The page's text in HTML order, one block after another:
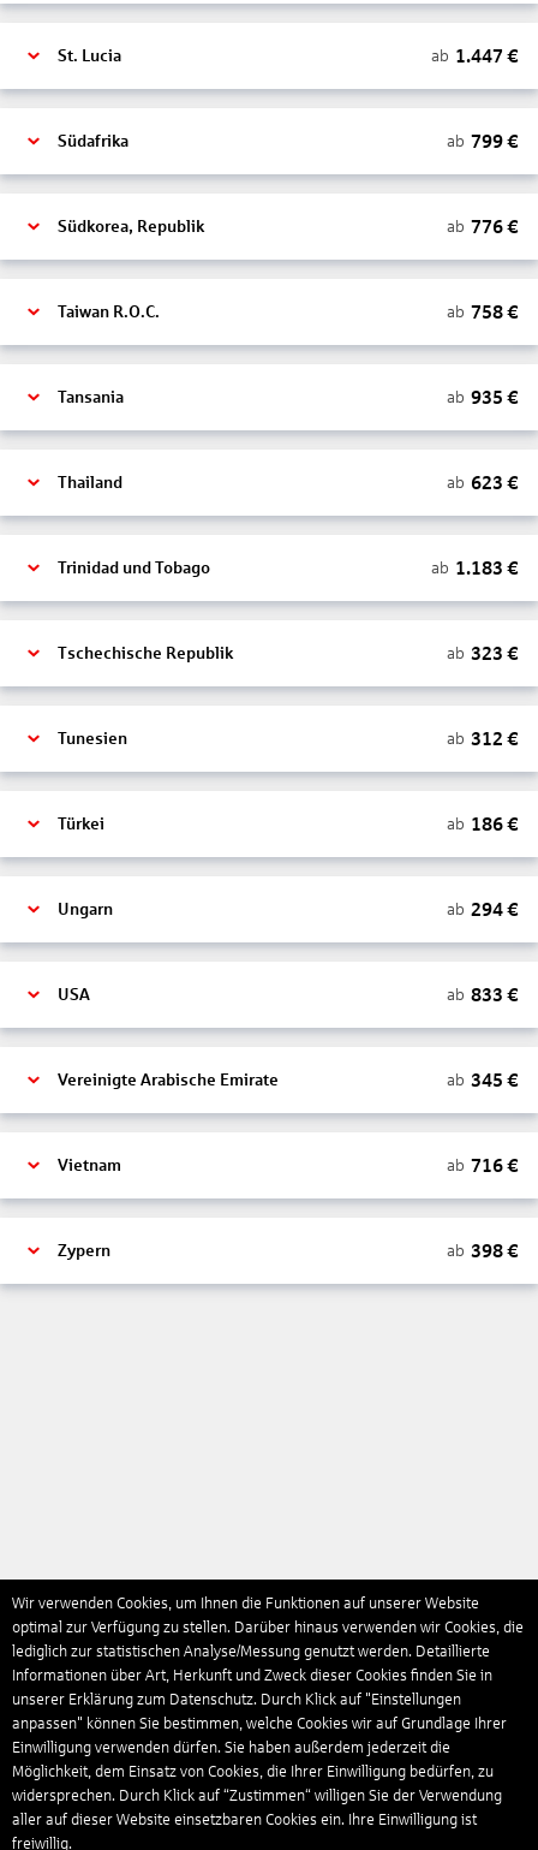
St. Lucia ab 1.447 €
Südafrika ab 799€
Südkorea, Republik ab 776€
Taiwan R.O.C. ab 758€
Tansania ab 935 €
Thailand ab 623 €
Trinidad und Tobago ab 1.183 €
Tschechische Republik ab 323 €
Tunesien ab 312 €
Türkei ab 186€
Ungarn ab 294€
USA ab 833 €
Vereinigte Arabische Emirate ab 345 €
Vietnam ab 716€
Zypern ab 398€
Wir verwenden Cookies, um Ihnen die Funktionen auf unserer Website
optimal zur Verfügung zu stellen. Darüber hinaus verwenden wir Cookies, die
lediglich zur statistischen Analyse/Messung genutzt werden. Detaillierte
Informationen über Art, Herkunft und Zweck dieser Cookies finden Sie in
unserer Erklärung zum Datenschutz. Durch Klick auf "Einstellungen
anpassen" können Sie bestimmen, welche Cookies wir auf Grundlage Ihrer
Einwilligung verwenden dürfen. Sie haben außerdem jederzeit die
Möglichkeit, dem Einsatz von Cookies, die Ihrer Einwilligung bedürfen, zu
widersprechen. Durch Klick auf “Zustimmen“ willigen Sie der Verwendung
aller auf dieser Website einsetzbaren Cookies ein. Ihre Einwilligung ist
freiwillig.